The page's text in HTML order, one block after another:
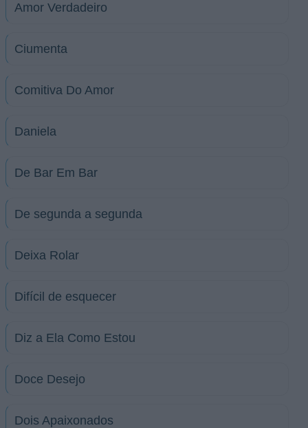
Amor Verdadeiro
Ciumenta
Comitiva Do Amor
Daniela
De Bar Em Bar
De segunda a segunda
Deixa Rolar
Difícil de esquecer
Diz a Ela Como Estou
Doce Desejo
Dois Apaixonados